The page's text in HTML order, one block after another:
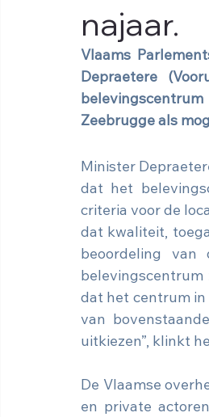
najaar.
Vlaams
Depraetere
Zeebrugge als
Minister
dat het
criteria voor de
dat kwaliteit,
beoordeling
dat het centrum in
van
uitkiezen”, klinkt
De Vlaamse
en private